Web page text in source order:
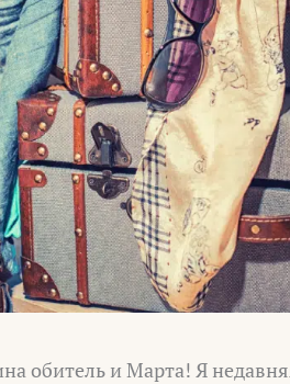
обитель и Марта! Я